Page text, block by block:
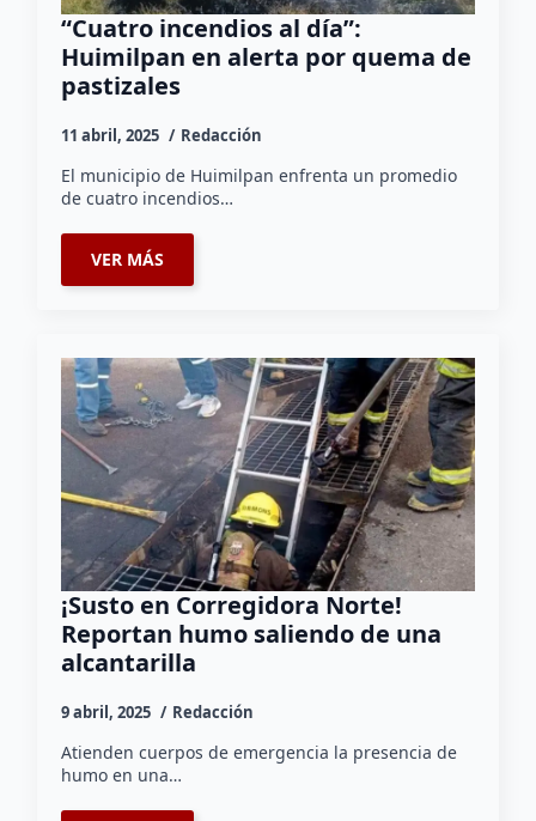
“Cuatro incendios al día”:
Huimilpan en alerta por quema de
pastizales
11 abril, 2025 Redacción
El municipio de Huimilpan enfrenta un promedio
de cuatro incendios…
VER MÁS
¡Susto en Corregidora Norte!
Reportan humo saliendo de una
alcantarilla
9 abril, 2025 Redacción
Atienden cuerpos de emergencia la presencia de
humo en una…